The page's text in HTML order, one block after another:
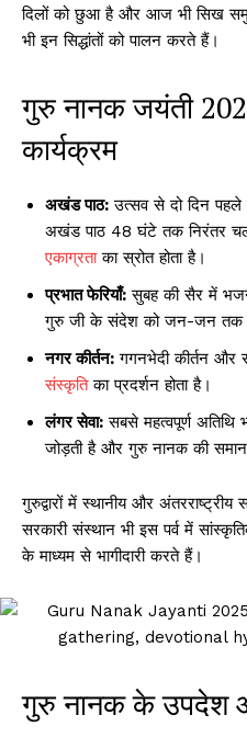
दिलों को छुआ है और आज भी सिख
भी इन सिद्धांतों को पालन करते हैं।
गुरु नानक जयंती
कार्यक्रम
अखंड पाठ: उत्सव से दो दिन पहले
अखंड पाठ 48 घंटे तक निरंतर
एकाग्रताका स्रोत होता है।
प्रभात फेरियाँ: सुबह की सैर में
गुरु जी के संदेश को जन-जन तक
नगर कीर्तन: गगनभेदी कीर्तन और
संस्कृतिका प्रदर्शन होता है।
लंगर सेवा: सबसे महत्वपूर्ण
जोड़ती है और गुरु नानक की
गुरुद्वारों में स्थानीय और
सरकारी संस्थान भी इस पर्व में
के माध्यम से भागीदारी करते हैं।
गुरु नानक के उपदेश